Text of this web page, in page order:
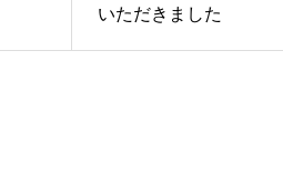
いただきました